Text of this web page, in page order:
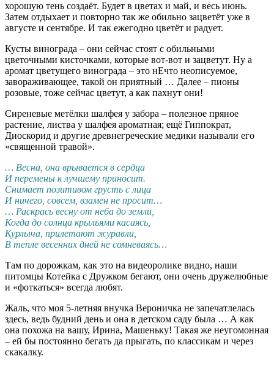
хорошую тень создаёт. Будет в цветах и май, и весь июнь.
Затем отдыхает и повторно так же обильно зацветёт уже в
августе и сентябре. И так ежегодно цветёт и радует.
Кусты винограда – они сейчас стоят с обильными
цветочными кисточками, которые вот-вот и зацветут. Ну а
аромат цветущего винограда – это нЕчто неописуемое,
завораживающее, такой он приятный … Далее – пионы
розовые, тоже сейчас цветут, а как пахнут они!
Сиреневые метёлки шалфея у забора – полезное пряное
растение, листва у шалфея ароматная; ещё Гиппократ,
Диоскорид и другие древнегреческие медики называли его
«священной травой».
… Весна, она врывается в сердца
И перемены к лучшему приносит.
Снимает позитивом грусть с лица
И ничего, совсем, взамен не просит…
… Раскрась весну от неба до земли,
Когда до солнца крыльями касаясь,
Курлыча, прилетают журавли,
В тепле весенних дней не сомневаясь…
Там по дорожкам, как это на видеоролике видно, наши
питомцы Котейка с Дружком бегают, они очень дружелюбные
и «фоткаться» всегда любят.
Жаль, что моя 5-летняя внучка Вероничка не запечатлелась
здесь, ведь будний день и она в детском саду была … А как
она похожа на вашу, Ирина, Машеньку! Такая же неугомонная
– ей бы постоянно бегать да прыгать, по классикам и через
скакалку.